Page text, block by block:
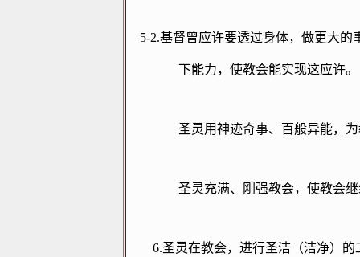
5-2.基督曾应许要透过身体，做更大的
下能力，使教会能实现这应许
圣灵用神迹奇事、百般异能，
圣灵充满、刚强教会，使教会
6.圣灵在教会，进行圣洁（洁净）的